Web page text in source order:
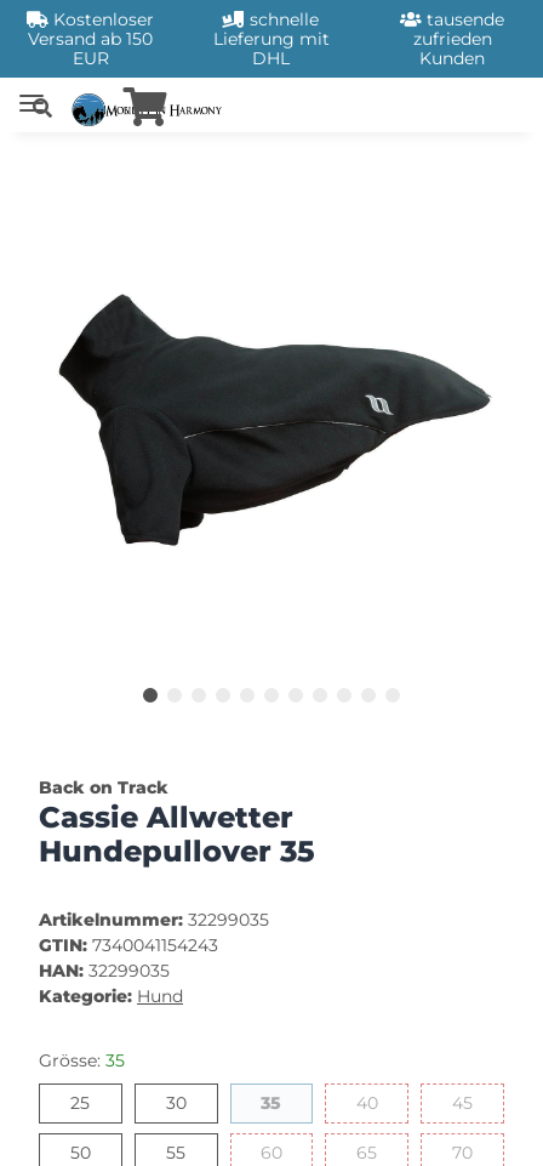
Kostenloser
Versand ab 150
EUR
schnelle
Lieferung mit
DHL
tausende
zufrieden
Kunden
Back on Track
Cassie Allwetter
Hundepullover 35
Artikelnummer: 32299035
GTIN: 7340041154243
HAN: 32299035
Kategorie: Hund
Grösse: 35
2525 3030 35 4040 4545
5050 5555 6060 6565 7070